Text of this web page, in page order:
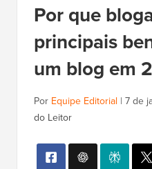
Por que
principais
um blog em
Por Equipe Editorial | 7 de
do Leitor